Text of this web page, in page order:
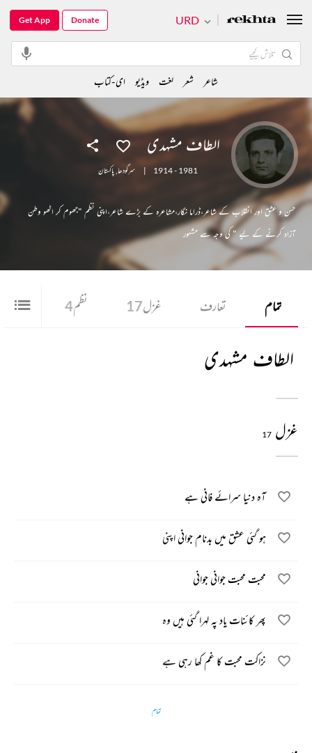
الطاف مشہدی
1914 - 1981
| سرگودھا, پاکستان
حسن و عشق اور انقلاب کے شاعر،ڈراما نگار،مشاعرہ کے بڑے شاعر،اپنی نظم "جھوم کر اٹھو وطن
آزاد کرنے کے لیے " کی وجہ سے مشہور
تمام تعارف غزل17 نظم4 شعر
الطاف مشہدی
غزل 17
آہ دنیا سرائے فانی ہے
ہو گئی عشق میں بدنام جوانی اپنی
محبت محبت جوانی جوانی
پھر کائنات یاد پہ لہرا گئی ہیں وہ
نزاکت محبت کا غم کھا رہی ہے
تمام
URD
Get App Donate
شاعر شعر لغت ویڈیو ای-کتاب